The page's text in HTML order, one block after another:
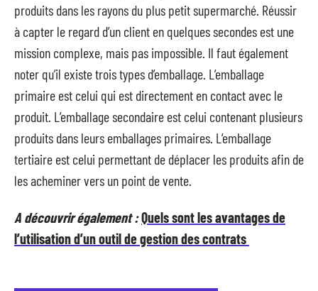
produits dans les rayons du plus petit supermarché. Réussir
à capter le regard d’un client en quelques secondes est une
mission complexe, mais pas impossible. Il faut également
noter qu’il existe trois types d’emballage. L’emballage
primaire est celui qui est directement en contact avec le
produit. L’emballage secondaire est celui contenant plusieurs
produits dans leurs emballages primaires. L’emballage
tertiaire est celui permettant de déplacer les produits afin de
les acheminer vers un point de vente.
A découvrir également :Quels sont les avantages de
l’utilisation d’un outil de gestion des contrats